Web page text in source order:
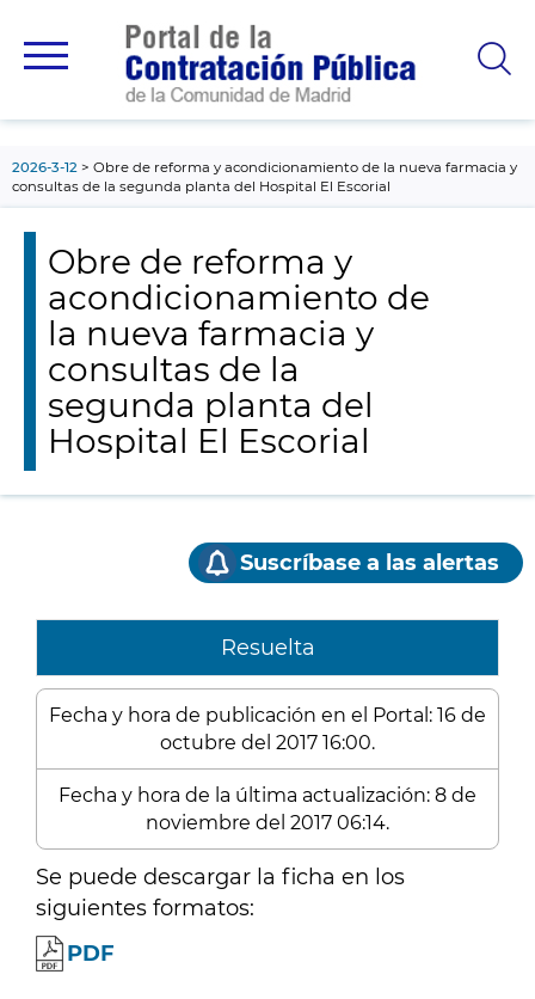
principal
2026-3-12
Obre de reforma y acondicionamiento de la nueva farmacia y
consultas de la segunda planta del Hospital El Escorial
Obre de reforma y
acondicionamiento de
la nueva farmacia y
consultas de la
segunda planta del
Hospital El Escorial
Suscríbase a las alertas
Resuelta
Fecha y hora de publicación en el Portal: 16 de
octubre del 2017 16:00.
Fecha y hora de la última actualización: 8 de
noviembre del 2017 06:14.
Se puede descargar la ficha en los
siguientes formatos:
PDF